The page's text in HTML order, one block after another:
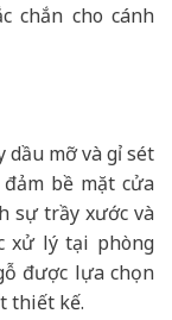
chắn cho cánh
mỡ và gỉ sét
bề mặt cửa
sự trầy xước và
xử lý tại phòng
được lựa chọn
thiết kế.